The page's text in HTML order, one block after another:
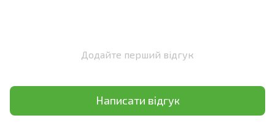
Додайте перший відгук
Написати відгук